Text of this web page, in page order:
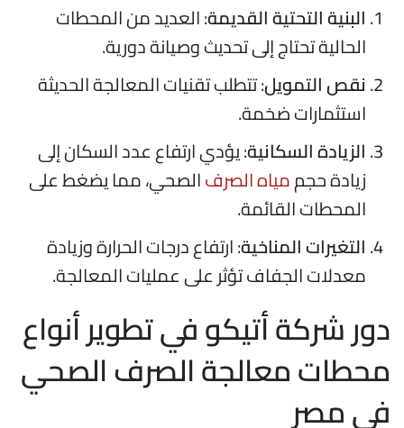
البنية التحتية القديمة: العديد من المحطات
الحالية تحتاج إلى تحديث وصيانة دورية.
نقص التمويل: تتطلب تقنيات المعالجة الحديثة
استثمارات ضخمة.
الزيادة السكانية: يؤدي ارتفاع عدد السكان إلى
زيادة حجممياه الصرفالصحي، مما يضغط على
المحطات القائمة.
التغيرات المناخية: ارتفاع درجات الحرارة وزيادة
معدلات الجفاف تؤثر على عمليات المعالجة.
دور شركة أتيكو في تطوير أنواع
محطات معالجة الصرف الصحي
في مصر